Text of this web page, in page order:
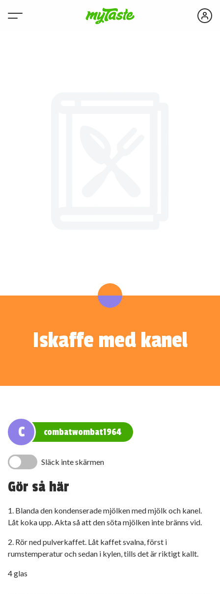
Iskaffe med kanel
C combatwombat1964
Släck inte skärmen
Gör så här
1. Blanda den kondenserade mjölken med mjölk och kanel.
Låt koka upp. Akta så att den söta mjölken inte bränns vid.
2. Rör ned pulverkaffet. Låt kaffet svalna, först i
rumstemperatur och sedan i kylen, tills det är riktigt kallt.
4 glas